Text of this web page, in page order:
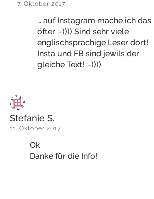
7. Oktober 2017
… auf Instagram mache ich das
öfter :-)))) Sind sehr viele
englischsprachige Leser dort!
Insta und FB sind jewils der
gleiche Text! :-))))
Stefanie S.
11. Oktober 2017
Ok
Danke für die Info!